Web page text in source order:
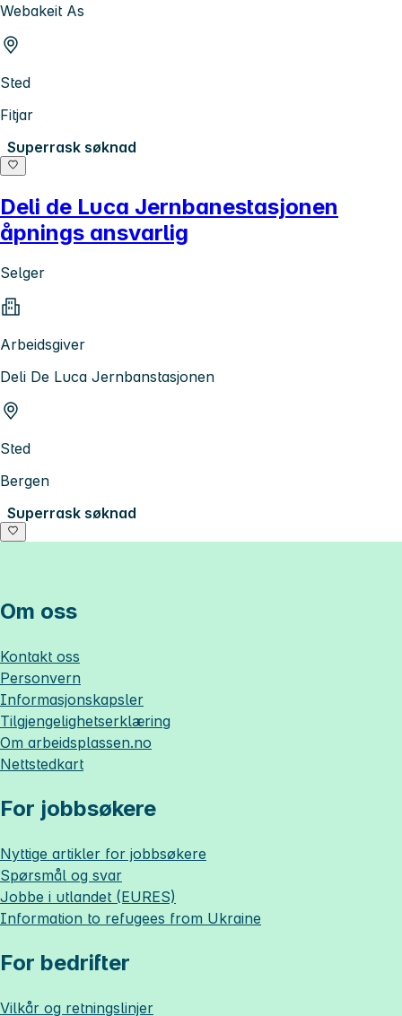
Webakeit As
Sted
Fitjar
Superrask søknad
Deli de Luca Jernbanestasjonen
åpnings ansvarlig
Selger
Arbeidsgiver
Deli De Luca Jernbanstasjonen
Sted
Bergen
Superrask søknad
Om oss
Kontakt oss
Personvern
Informasjonskapsler
Tilgjengelighetserklæring
Om arbeidsplassen.no
Nettstedkart
For jobbsøkere
Nyttige artikler for jobbsøkere
Spørsmål og svar
Jobbe i utlandet (EURES)
Information to refugees from Ukraine
For bedrifter
Vilkår og retningslinjer